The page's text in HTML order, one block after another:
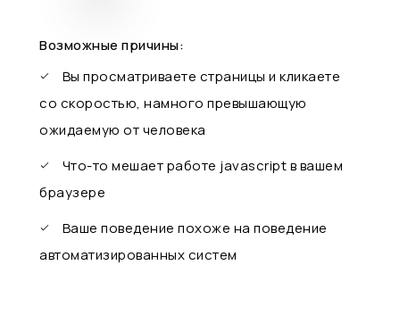
Возможные причины:
Вы просматриваете страницы и кликаете
со скоростью, намного превышающую
ожидаемую от человека
Что-то мешает работе javascript в вашем
браузере
Ваше поведение похоже на поведение
автоматизированных систем